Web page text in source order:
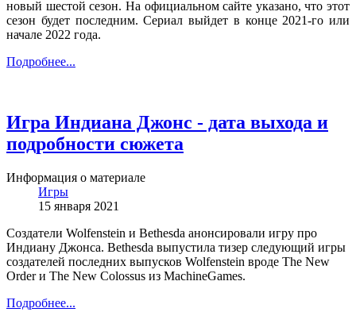
новый шестой сезон. На официальном сайте указано, что этот
сезон будет последним. Сериал выйдет в конце 2021-го или
начале 2022 года.
Подробнее...
Игра Индиана Джонс - дата выхода и
подробности сюжета
Информация о материале
Игры
15 января 2021
Создатели Wolfenstein и Bethesda анонсировали игру про
Индиану Джонса. Bethesda выпустила тизер следующий игры
создателей последних выпусков Wolfenstein вроде The New
Order и The New Colossus из MachineGames.
Подробнее...